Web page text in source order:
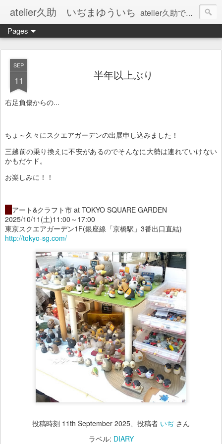
atelier久助 いぢまゆういち atelier久助では土と火から暖かなモノたちを生み出しています。 ご覧になられた方が和んで頂ければ幸いです。
Pages
SEP
11 半年以上ぶり
右足負傷からの...
ちょ～久々にスクエアガーデンの出展申し込みました！
三越前の乗り換えに不安があるのでそんなに大勢は連れていけない
かもだケド。
お楽しみに！！
アート&クラフト市 at TOKYO SQUARE GARDEN
2025/10/11(土)11:00～17:00
東京スクエアガーデン1F(銀座線「京橋駅」3番出口直結)
http://tokyo-sg.com/
投稿時刻 11th September 2025、投稿者 いぢ さん
ラベル: DIARY